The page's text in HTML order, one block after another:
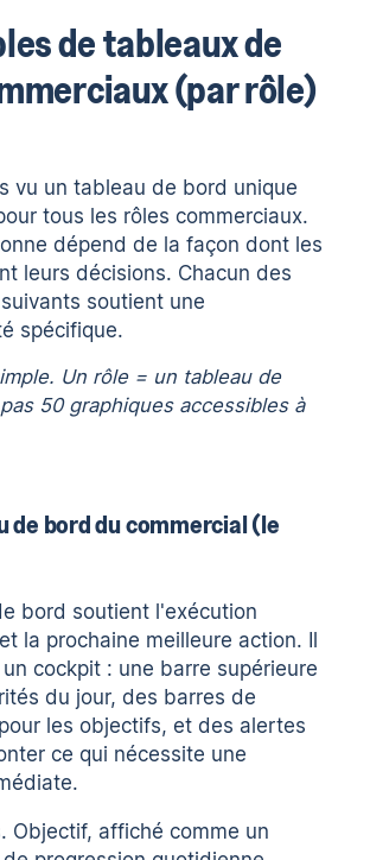
de tableaux de
(par rôle)
vu un tableau de bord unique
tous les rôles commerciaux.
dépend de la façon dont les
leurs décisions. Chacun des
soutient une
spécifique.
Un rôle = un tableau de
50 graphiques accessibles à
de bord du commercial (le
bord soutient l'exécution
la prochaine meilleure action. Il
cockpit : une barre supérieure
du jour, des barres de
les objectifs, et des alertes
ce qui nécessite une
Objectif, affiché comme un